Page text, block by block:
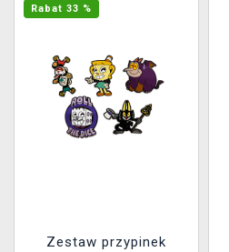
Rabat 33 %
Zestaw przypinek